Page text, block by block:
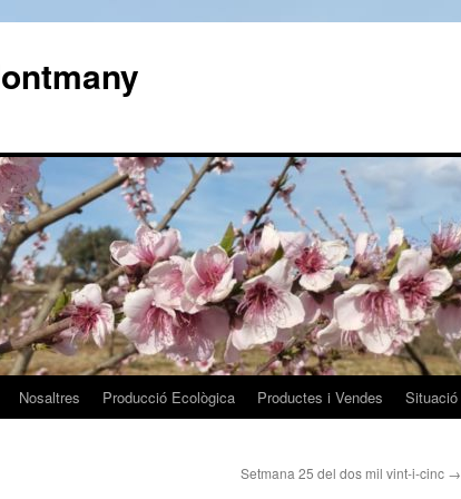
Nosaltres Producció Ecològica Productes i Vendes Situació
Setmana 25 del dos mil vint-i-cinc →